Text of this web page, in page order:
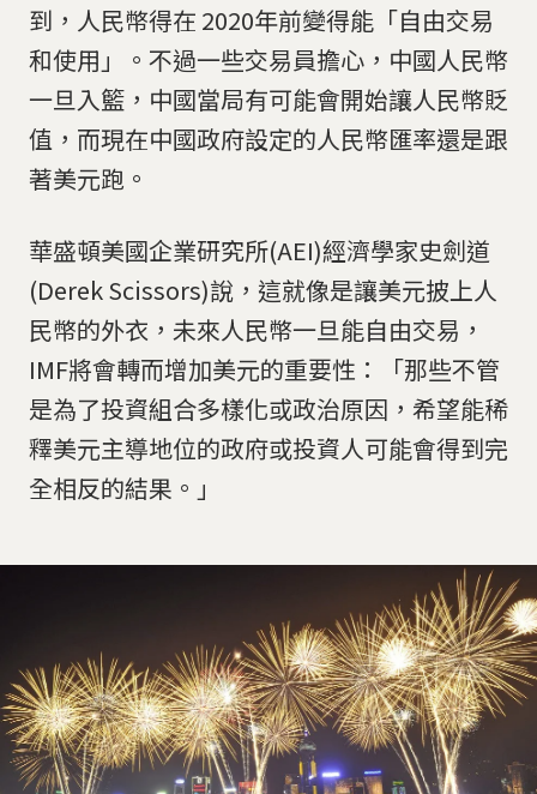
到，人民幣得在 2020年前變得能「自由交易
和使用」。不過一些交易員擔心，中國人民幣
一旦入籃，中國當局有可能會開始讓人民幣貶
值，而現在中國政府設定的人民幣匯率還是跟
著美元跑。
華盛頓美國企業研究所(AEI)經濟學家史劍道
(Derek Scissors)說，這就像是讓美元披上人
民幣的外衣，未來人民幣一旦能自由交易，
IMF將會轉而增加美元的重要性：「那些不管
是為了投資組合多樣化或政治原因，希望能稀
釋美元主導地位的政府或投資人可能會得到完
全相反的結果。」